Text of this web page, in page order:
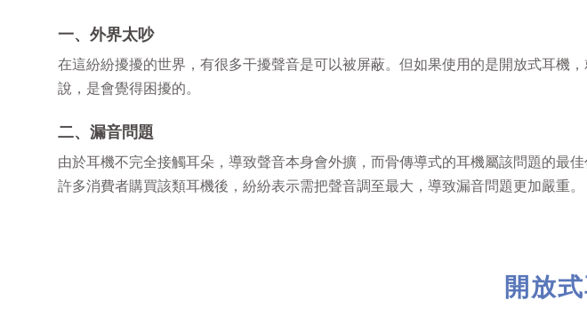
一、外界太吵
在這紛紛擾擾的世界，有很多干擾聲音是可以被屏蔽。但如果使用的是開放式耳機
說，是會覺得困擾的。
二、漏音問題
由於耳機不完全接觸耳朵，導致聲音本身會外擴，而骨傳導式的耳機屬該問題的最
許多消費者購買該類耳機後，紛紛表示需把聲音調至最大，導致漏音問題更加嚴重。
開放